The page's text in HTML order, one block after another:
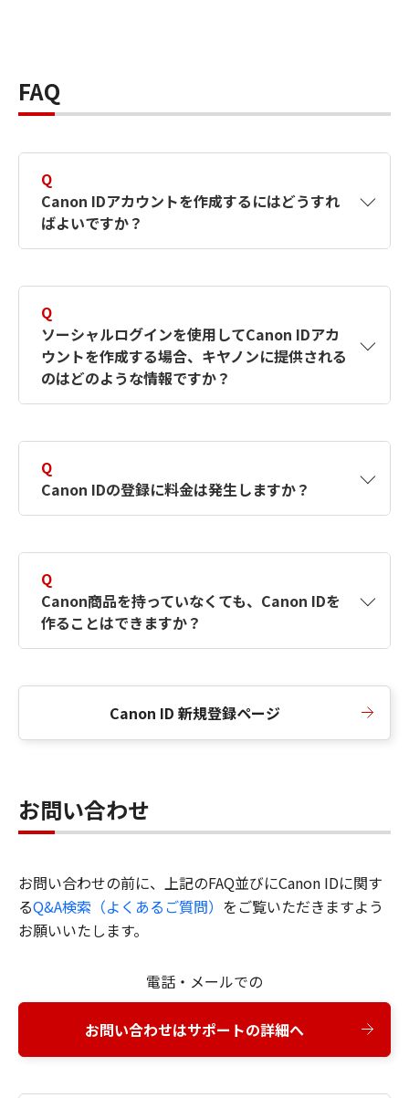
FAQ
Q
Canon IDアカウントを作成するにはどうすれ
ばよいですか？
す。詳しい作成方法は【カメラ】Canon IDとは
何ですか？Canon IDの作成方法は？をご確認く
ださい。
Q
ソーシャルログインを使用してCanon IDアカ
ウントを作成する場合、キヤノンに提供される
のはどのような情報ですか？
択したサービスから取得します。アカウントを
簡単に作成できるように、この情報を使用して
Canon IDの登録フォームを入力します。
Q
Canon IDの登録に料金は発生しますか？
Q
Canon商品を持っていなくても、Canon IDを
作ることはできますか？
Canon ID 新規登録ページ
お問い合わせ
お問い合わせの前に、上記のFAQ並びにCanon IDに関す
るQ&A検索（よくあるご質問） をご覧いただきますよう
お願いいたします。
電話・メールでの
お問い合わせはサポートの詳細へ